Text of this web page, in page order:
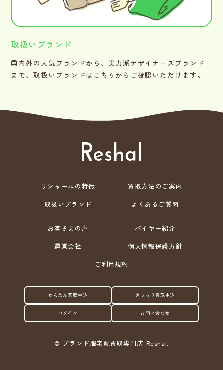
取扱いブランド
国内外の人気ブランドから、実力派デザイナーズブランド
まで、取扱いブランドはこちらからご確認いただけます。
リシャールの特徴
買取方法のご案内
取扱いブランド
よくあるご質問
お客さまの声
バイヤー紹介
運営会社
個人情報保護方針
ご利用規約
かんたん買取申込 きっちり買取申込
ログイン お問い合わせ
© ブランド服宅配買取専門店 Reshal.